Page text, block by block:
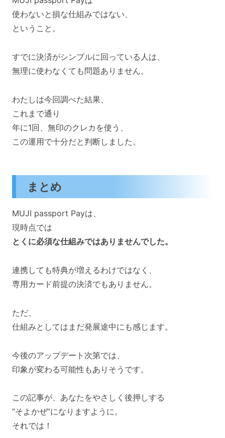
使わないと損な仕組みではない、
ということ。
すでに決済がシンプルに回っている人は、
無理に使わなくても問題ありません。
わたしは今回調べた結果、
これまで通り
年に1回、無印のクレカを使う、
この運用で十分だと判断しました。
まとめ
MUJI passport Payは、
現時点では
とくに必須な仕組みではありませんでした。
連携しても特典が増えるわけではなく、
専用カード前提の決済でもありません。
ただ、
仕組みとしてはまだ発展途中にも感じます。
今後のアップデート次第では、
印象が変わる可能性もありそうです。
この記事が、あなたをやさしく後押しする
”そよかぜ”になりますように。
それでは！